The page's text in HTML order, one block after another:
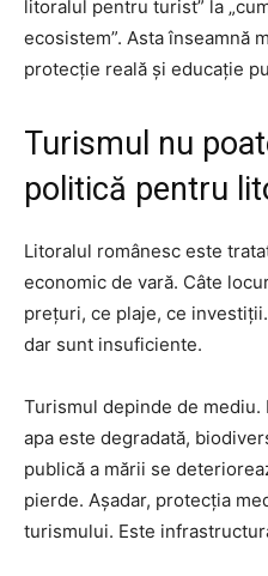
litoralul pentru turist” la
ecosistem”. Asta înseamnă
protecție reală și educație
Turismul nu
politică pentru
Litoralul românesc este
economic de vară. Câte
prețuri, ce plaje, ce
dar sunt insuficiente.
Turismul depinde de mediu.
apa este degradată,
publică a mării se
pierde. Așadar, protecția
turismului. Este